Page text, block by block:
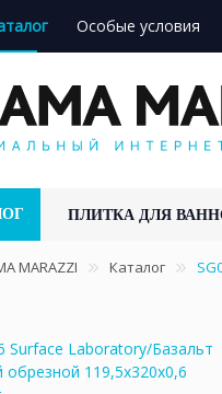
Особые условия
ПЛИТКА ДЛЯ
MARAZZI Каталог